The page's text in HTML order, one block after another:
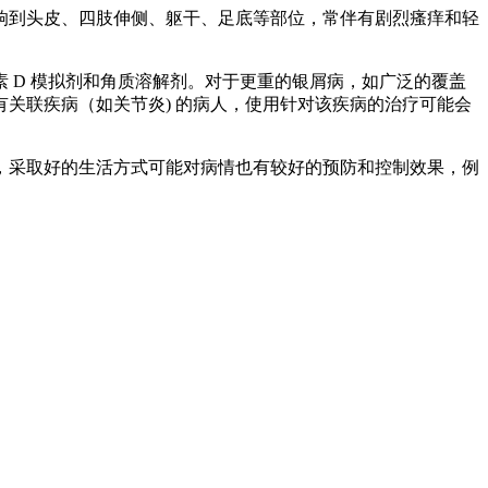
头皮、四肢伸侧、躯干、足底等部位，常伴有剧烈瘙痒和轻
模拟剂和角质溶解剂。对于更重的银屑病，如广泛的覆盖
联疾病（如关节炎) 的病人，使用针对该疾病的治疗可能会
取好的生活方式可能对病情也有较好的预防和控制效果，例